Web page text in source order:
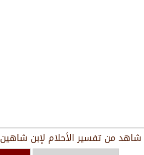
شاهد من تفسير الأحلام لإبن شاهين